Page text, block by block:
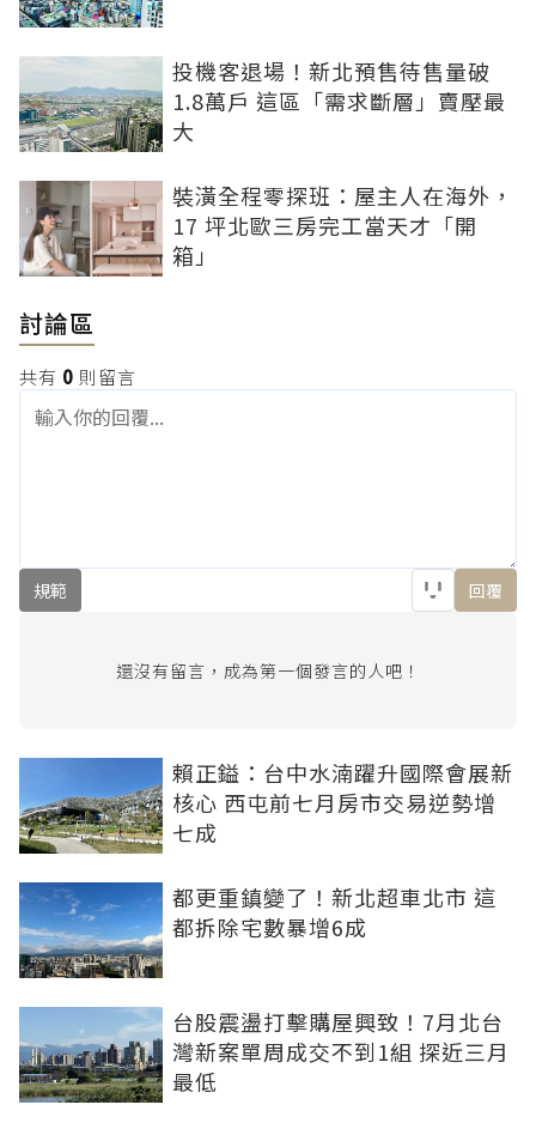
投機客退場！新北預售待售量破
1.8萬戶 這區「需求斷層」賣壓最
大
裝潢全程零探班：屋主人在海外，
17 坪北歐三房完工當天才「開
箱」
討論區
共有 0 則留言
規範 回覆
還沒有留言，成為第一個發言的人吧！
賴正鎰：台中水湳躍升國際會展新
核心 西屯前七月房市交易逆勢增
七成
都更重鎮變了！新北超車北市 這
都拆除宅數暴增6成
台股震盪打擊購屋興致！7月北台
灣新案單周成交不到1組 探近三月
最低